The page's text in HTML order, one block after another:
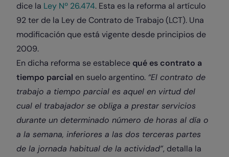
dice la Ley Nº 26.474. Esta es la reforma al artículo
92 ter de la Ley de Contrato de Trabajo (LCT). Una
modificación que está vigente desde principios de
2009.
En dicha reforma se establece qué es contrato a
tiempo parcial en suelo argentino. “El contrato de
trabajo a tiempo parcial es aquel en virtud del
cual el trabajador se obliga a prestar servicios
durante un determinado número de horas al día o
a la semana, inferiores a las dos terceras partes
de la jornada habitual de la actividad”, detalla la